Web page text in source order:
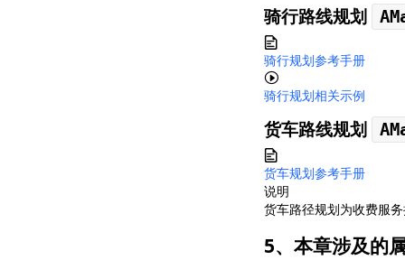
骑行路线规划
骑行规划参考手册
骑行规划相关示例
货车路线规划
货车规划参考手册
说明
货车路径规划为收费服
5、本章涉及的